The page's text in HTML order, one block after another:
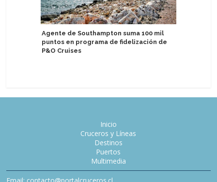
Agente de Southampton suma 100 mil
puntos en programa de fidelización de
P&O Cruises
Inicio
Cruceros y Líneas
Destinos
Puertos
Multimedia